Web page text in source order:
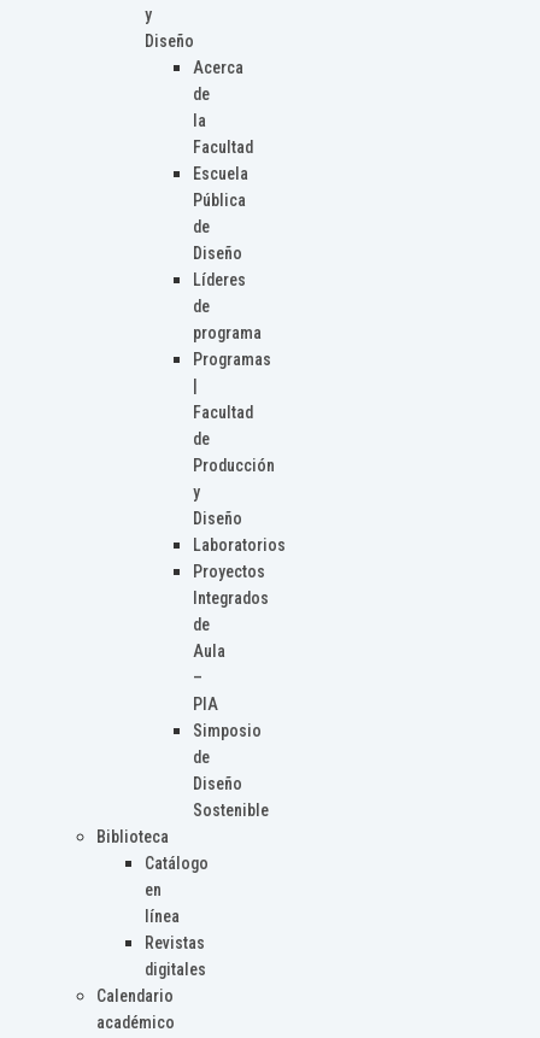
y
Diseño
Acerca
de
la
Facultad
Escuela
Pública
de
Diseño
Líderes
de
programa
Programas
Facultad
de
Producción
y
Diseño
Laboratorios
Proyectos
Integrados
de
Aula
–
PIA
Simposio
de
Diseño
Sostenible
Biblioteca
Catálogo
en
línea
Revistas
digitales
Calendario
académico